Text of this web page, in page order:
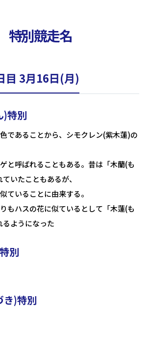
特別競走名
目 3月16日(月)
)特別
であることから、シモクレン(紫木蓮)の
と呼ばれることもある。昔は「木蘭(も
いたこともあるが、
ていることに由来する。
もハスの花に似ているとして「木蓮(も
るようになった
別
き)特別